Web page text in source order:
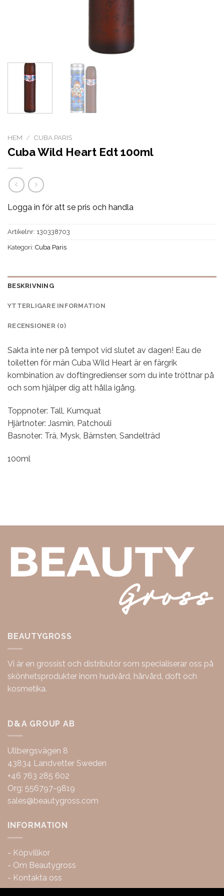
HEM / CUBA PARIS
Cuba Wild Heart Edt 100ml
Logga in för att se pris och handla
Artikelnr: 130338703
Kategori: Cuba Paris
BESKRIVNING
YTTERLIGARE INFORMATION
RECENSIONER (0)
Sakta inte ner på tempot vid slutet av dagen! Eau de
toiletten för män Cuba Wild Heart är en färgrik
kombination av doftingredienser som du inte tröttnar på
och som hjälper dig att hålla igång.
Toppnoter: Tall, Kumquat
Hjärtnoter: Jasmin, Patchouli
Basnoter: Trä, Mysk, Bärnsten, Sandelträd
100ml
BEAUTYGROSS
Vi är en grossist och distributör som specialiserar oss på
skönhetsprodukter inom hudvård, hårvård, doft och
kosmetika.
D&A GROUP AB
Ullbergsvägen 8
43834 Landvetter Sweden
+46 763 285 602
Org: 556797-9819
sales@beautygross.com
INFORMATION
- Köpvillkor
- Om Beautygross
- Kontakta oss